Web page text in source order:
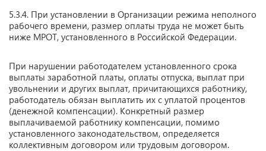
5.3.4. При установлении в Организации режима неполного
рабочего времени, размер оплаты труда не может быть
ниже МРОТ, установленного в Российской Федерации.
При нарушении работодателем установленного срока
выплаты заработной платы, оплаты отпуска, выплат при
увольнении и других выплат, причитающихся работнику,
работодатель обязан выплатить их с уплатой процентов
(денежной компенсации). Конкретный размер
выплачиваемой работнику компенсации, помимо
установленного законодательством, определяется
коллективным договором или трудовым договором.